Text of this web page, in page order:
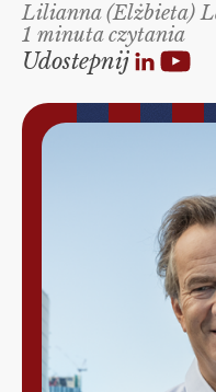
Lilianna (Elżbieta)
1 minuta czytania
Udostepnij